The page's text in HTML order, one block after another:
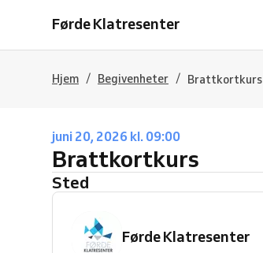
Førde Klatresenter
Hjem / Begivenheter / Brattkortkurs
juni 20, 2026 kl. 09:00
Brattkortkurs
Sted
Førde Klatresenter